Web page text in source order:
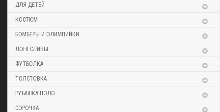
ДЛЯ ДЕТЕЙ
КОСТЮМ
БОМБЕРЫ И ОЛИМПИЙКИ
ЛОНГСЛИВЫ
ФУТБОЛКА
ТОЛСТОВКА
РУБАШКА ПОЛО
СОРОЧКА